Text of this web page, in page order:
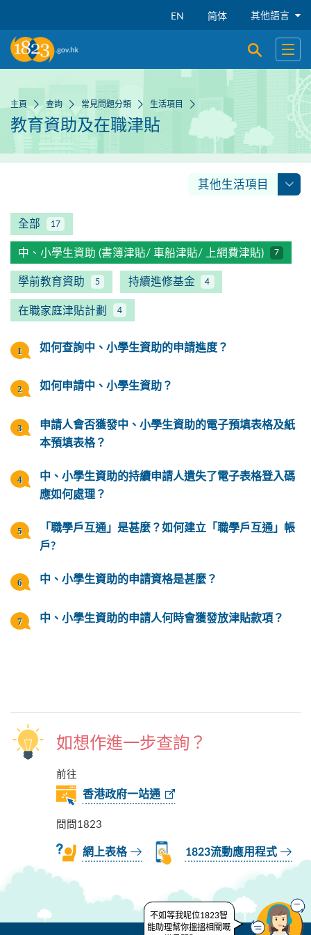
EN 简体 其他語言
開啟搜尋
開啟
主頁 查詢 常見問題分類 生活項目
教育資助及在職津貼
其他生活項目
全部 17
中、小學生資助 (書簿津貼/ 車船津貼/ 上網費津貼) 7
學前教育資助 5 持續進修基金 4
在職家庭津貼計劃 4
如何查詢中、小學生資助的申請進度？
如何申請中、小學生資助？
申請人會否獲發中、小學生資助的電子預填表格及紙
本預填表格？
中、小學生資助的持續申請人遺失了電子表格登入碼
應如何處理？
「職學戶互通」是甚麼？如何建立「職學戶互通」帳
戶?
中、小學生資助的申請資格是甚麼？
中、小學生資助的申請人何時會獲發放津貼款項？
如想作進一步查詢？
前往
香港政府一站通
問問1823
網上表格 1823流動應用程式
不如等我呢位1823智
能助理幫你搵搵相關嘅